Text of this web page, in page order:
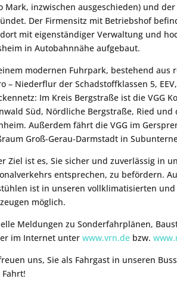
Mark, inzwischen ausgeschieden) und
Der Firmensitz mit Betriebshof
mit eigenständiger Verwaltung und
in Autobahnnähe aufgebaut.
modernen Fuhrpark, bestehend aus
– Niederflur der Schadstoffklassen 5,
Im Kreis Bergstraße ist die VGG
Süd, Nördliche Bergstraße, Ried
Außerdem fährt die VGG im
Groß-Gerau-Darmstadt in
Ziel ist es, Sie sicher und zuverlässig in
entsprechen, zu befördern.
ist in unseren vollklimatisierten
möglich.
Meldungen zu Sonderfahrplänen,
im Internet unterwww.vrn.de bzw.
uns, Sie als Fahrgast in unseren